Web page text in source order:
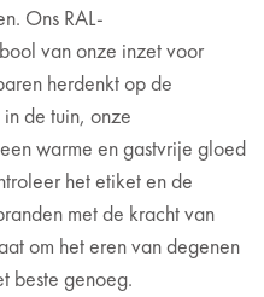
Ons RAL-
van onze inzet voor
herdenkt op de
de tuin, onze
warme en gastvrije gloed
het etiket en de
met de kracht van
om het eren van degenen
beste genoeg.